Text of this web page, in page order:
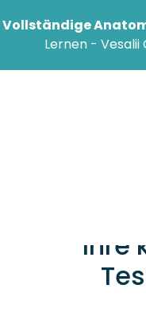
Vollständige
Lernen -
Ihre